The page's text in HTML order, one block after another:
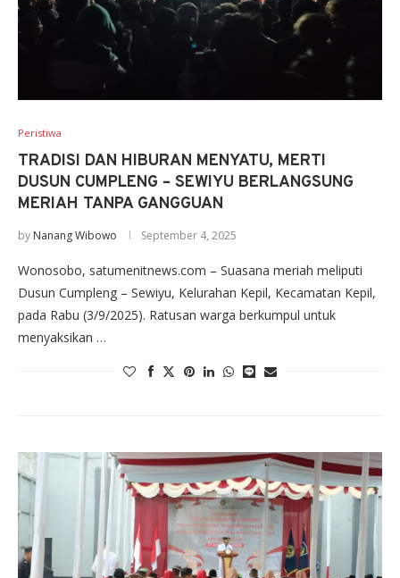
Peristiwa
TRADISI DAN HIBURAN MENYATU, MERTI
DUSUN CUMPLENG – SEWIYU BERLANGSUNG
MERIAH TANPA GANGGUAN
by Nanang Wibowo September 4, 2025
Wonosobo, satumenitnews.com – Suasana meriah meliputi
Dusun Cumpleng – Sewiyu, Kelurahan Kepil, Kecamatan Kepil,
pada Rabu (3/9/2025). Ratusan warga berkumpul untuk
menyaksikan …